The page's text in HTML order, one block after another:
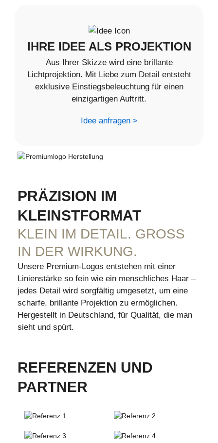
IHRE IDEE ALS PROJEKTION
Aus Ihrer Skizze wird eine brillante
Lichtprojektion. Mit Liebe zum Detail entsteht
exklusive Einstiegsbeleuchtung für einen
einzigartigen Auftritt.
Idee anfragen >
PRÄZISION IM
KLEINSTFORMAT
KLEIN IM DETAIL. GROSS I
N DER WIRKUNG.
Unsere Premium-Logos entstehen mit einer
Linienstärke so fein wie ein menschliches Haar –
jedes Detail wird sorgfältig umgesetzt, um eine
scharfe, brillante Projektion zu ermöglichen.
Hergestellt in Deutschland, für Qualität, die man
sieht und spürt.
REFERENZEN UND
PARTNER